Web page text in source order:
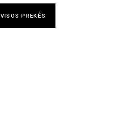
VISOS PREKĖS